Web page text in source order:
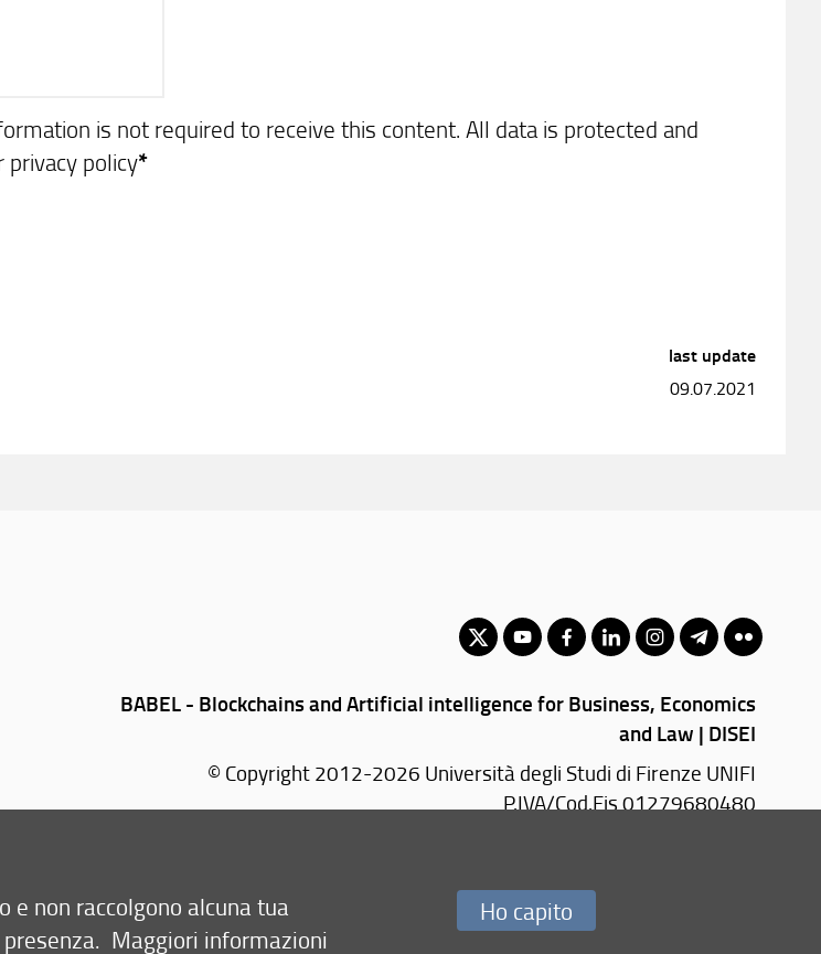
is not required to receive this content. All data is protected and
privacy policy*
last update
09.07.2021
BABEL - Blockchains and Artificial intelligence for Business, Economics
and Law | DISEI
© Copyright 2012-2026 Università degli Studi di Firenze UNIFI
P.IVA/Cod.Fis 01279680480
non raccolgono alcuna tua
Maggiori informazioni
Ho capito